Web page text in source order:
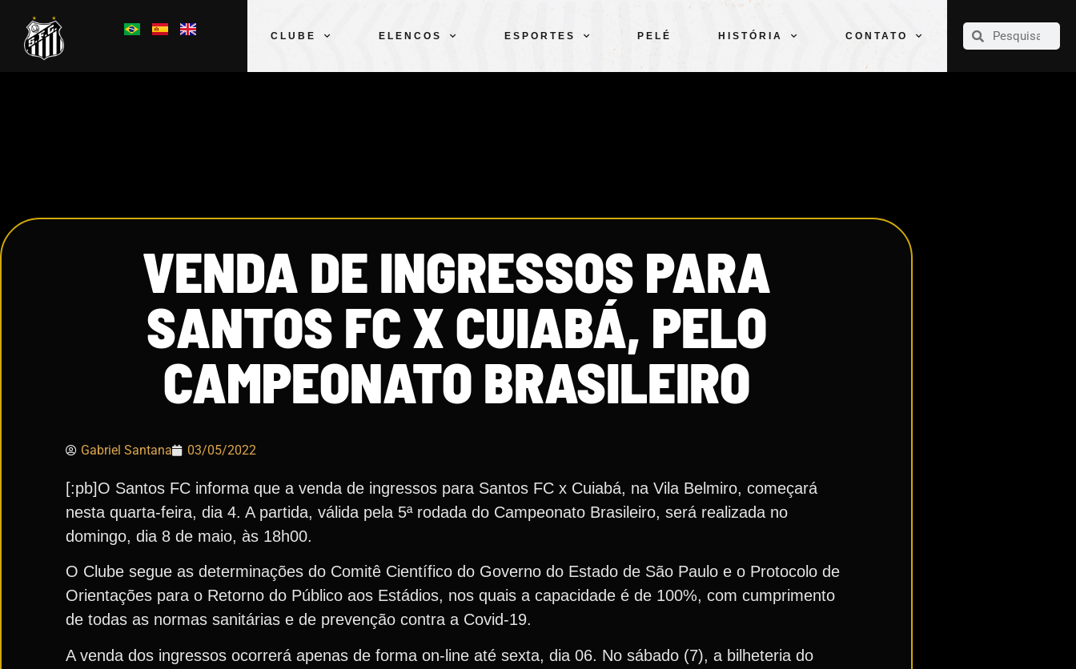
CLUBE ELENCOS ESPORTES PELÉ HISTÓRIA CONTATO
CLUBE
VENDA DE INGRESSOS PARA
SANTOS FC X CUIABÁ, PELO
CAMPEONATO BRASILEIRO
Gabriel Santana 03/05/2022
[:pb]O Santos FC informa que a venda de ingressos para Santos FC x Cuiabá, na Vila Belmiro, começará
nesta quarta-feira, dia 4. A partida, válida pela 5ª rodada do Campeonato Brasileiro, será realizada no
domingo, dia 8 de maio, às 18h00.
O Clube segue as determinações do Comitê Científico do Governo do Estado de São Paulo e o Protocolo de
Orientações para o Retorno do Público aos Estádios, nos quais a capacidade é de 100%, com cumprimento
de todas as normas sanitárias e de prevenção contra a Covid-19.
A venda dos ingressos ocorrerá apenas de forma on-line até sexta, dia 06. No sábado (7), a bilheteria do